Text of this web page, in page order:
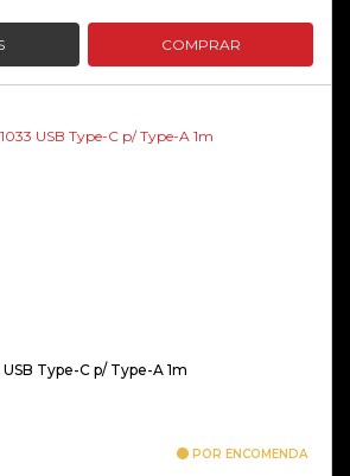
COMPRAR
Type-C p/ Type-A 1m
POR ENCOMENDA